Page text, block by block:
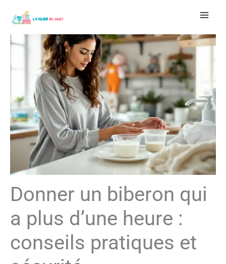
contenu
Donner un biberon qui
a plus d’une heure :
conseils pratiques et